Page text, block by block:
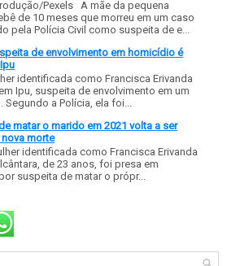
Pexels A mãe da pequena
de 10 meses que morreu em um caso
pela Polícia Civil como suspeita de e...
de envolvimento em homicídio é
identificada como Francisca Erivanda
Ipu, suspeita de envolvimento em um
Segundo a Polícia, ela foi...
matar o marido em 2021 volta a ser
morte
identificada como Francisca Erivanda
de 23 anos, foi presa em
suspeita de matar o própr...